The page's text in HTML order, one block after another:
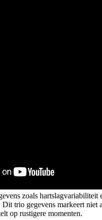
zoals
Dit trio gegevens markeert niet
op rustigere momenten.